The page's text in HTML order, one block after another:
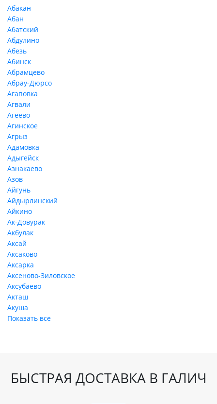
Абакан
Абан
Абатский
Абдулино
Абезь
Абинск
Абрамцево
Абрау-Дюрсо
Агаповка
Агвали
Агеево
Агинское
Агрыз
Адамовка
Адыгейск
Азнакаево
Азов
Айгунь
Айдырлинский
Айкино
Ак-Довурак
Акбулак
Аксай
Аксаково
Аксарка
Аксеново-Зиловское
Аксубаево
Акташ
Акуша
Показать все
БЫСТРАЯ ДОСТАВКА В ГАЛИЧ